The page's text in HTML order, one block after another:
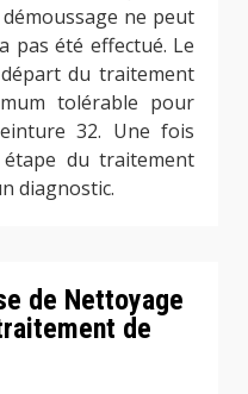
ne peut
pas été effectué. Le
du traitement
tolérable pour
32. Une fois
du traitement
diagnostic.
de Nettoyage
de